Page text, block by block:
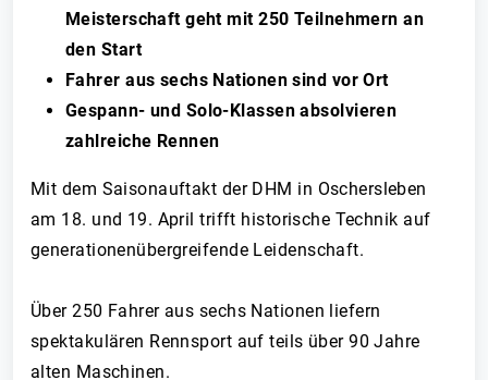
Meisterschaft geht mit 250 Teilnehmern an
den Start
Fahrer aus sechs Nationen sind vor Ort
Gespann- und Solo-Klassen absolvieren
zahlreiche Rennen
Mit dem Saisonauftakt der DHM in Oschersleben
am 18. und 19. April trifft historische Technik auf
generationenübergreifende Leidenschaft.
Über 250 Fahrer aus sechs Nationen liefern
spektakulären Rennsport auf teils über 90 Jahre
alten Maschinen.